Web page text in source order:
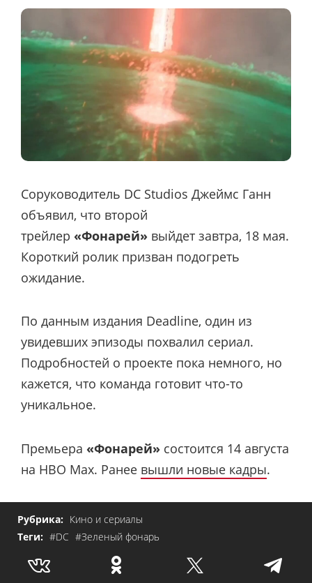
Соруководитель DC Studios Джеймс Ганн
объявил, что второй
трейлер «Фонарей» выйдет завтра, 18 мая.
Короткий ролик призван подогреть
ожидание.
По данным издания Deadline, один из
увидевших эпизоды похвалил сериал.
Подробностей о проекте пока немного, но
кажется, что команда готовит что-то
уникальное.
Премьера «Фонарей» состоится 14 августа
на HBO Max. Ранее вышли новые кадры.
Рубрика: Кино и сериалы
Теги: #DC #Зеленый фонарь